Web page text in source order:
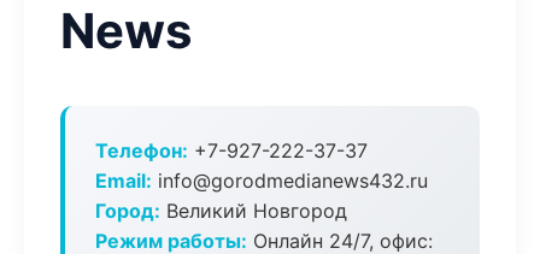
News
Телефон: +7-927-222-37-37
Email: info@gorodmedianews432.ru
Город: Великий Новгород
Режим работы: Онлайн 24/7, офис: